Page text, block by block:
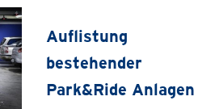
Auflistung
bestehender
Park&Ride Anlagen